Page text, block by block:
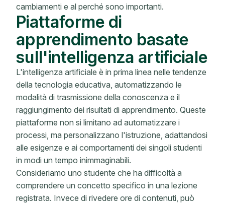
cambiamenti e al perché sono importanti.
Piattaforme di
apprendimento basate
sull'intelligenza artificiale
L'intelligenza artificiale è in prima linea nelle tendenze
della tecnologia educativa, automatizzando le
modalità di trasmissione della conoscenza e il
raggiungimento dei risultati di apprendimento. Queste
piattaforme non si limitano ad automatizzare i
processi, ma personalizzano l'istruzione, adattandosi
alle esigenze e ai comportamenti dei singoli studenti
in modi un tempo inimmaginabili.
Consideriamo uno studente che ha difficoltà a
comprendere un concetto specifico in una lezione
registrata. Invece di rivedere ore di contenuti, può